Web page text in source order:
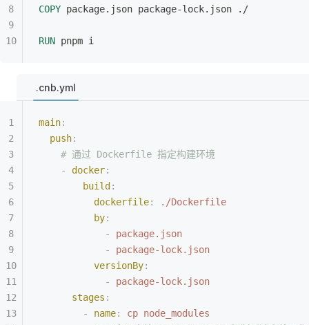
COPY package.json package-lock.json ./
RUN pnpm i
.cnb.yml
main:
  push
:
    # 通过 Dockerfile 指定构建环境
    -
docker:
        build
:
          dockerfile
:
./Dockerfile
          by
:
            -
package.json
            -
package-lock.json
          versionBy
:
            -
package-lock.json
      stages
:
        -
name:
cp node_modules